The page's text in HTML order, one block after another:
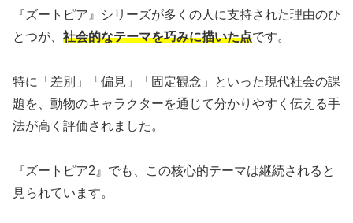
『ズートピア』シリーズが多くの人に支持された理由のひ
とつが、 社会的なテーマを巧みに描いた点です。
特に「差別」「偏見」「固定観念」といった現代社会の課
題を、動物のキャラクターを通じて分かりやすく伝える手
法が高く評価されました。
『ズートピア2』でも、この核心的テーマは継続されると
見られています。